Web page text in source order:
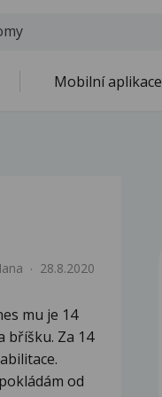
Mobilní aplikace
28.8.2020
mu je 14
bříšku. Za 14
od